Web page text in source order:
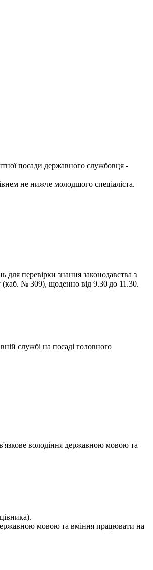
посади державного службовця -
не нижче молодшого спеціаліста.
для перевірки знання законодавства з
(каб. № 309), щоденно від 9.30 до 11.30.
службі на посаді головного
володіння державною мовою та
мовою та вміння працювати на